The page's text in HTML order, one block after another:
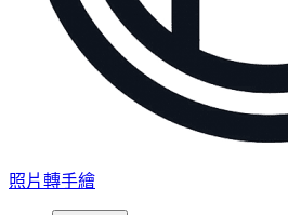
照片轉手繪